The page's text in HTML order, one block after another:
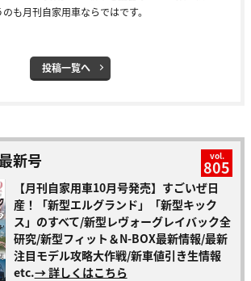
も月刊自家用車ならではです。
投稿一覧へ
新号 vol.
805
【月刊自家用車10月号発売】すごいぜ日
産！「新型エルグランド」「新型キック
ス」のすべて/新型レヴォーグレイバック全
研究/新型フィット＆N-BOX最新情報/最新
注目モデル攻略大作戦/新車値引き生情報
etc.→ 詳しくはこちら